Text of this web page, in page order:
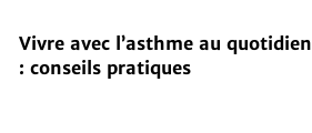
Vivre avec l’asthme au quotidien
: conseils pratiques